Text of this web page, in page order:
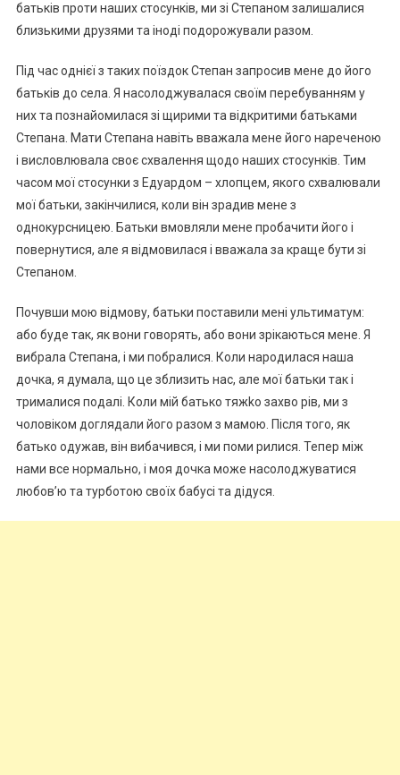
батьків проти наших стосунків, ми зі Степаном залишалися
близькими друзями та іноді подорожували разом.
Під час однієї з таких поїздок Степан запросив мене до його
батьків до села. Я насолоджувалася своїм перебуванням у
них та познайомилася зі щирими та відкритими батьками
Степана. Мати Степана навіть вважала мене його нареченою
і висловлювала своє схвалення щодо наших стосунків. Тим
часом мої стосунки з Едуардом – хлопцем, якого схвалювали
мої батьки, закінчилися, коли він зрадив мене з
однокурсницею. Батьки вмовляли мене пробачити його і
повернутися, але я відмовилася і вважала за краще бути зі
Степаном.
Почувши мою відмову, батьки поставили мені ультиматум:
або буде так, як вони говорять, або вони зрікаються мене. Я
вибрала Степана, і ми побралися. Коли народилася наша
дочка, я думала, що це зблизить нас, але мої батьки так і
трималися подалі. Коли мій батько тяжkо захво рів, ми з
чоловіком доглядали його разом з мамою. Після того, як
батько одужав, він вибачився, і ми поми рилися. Тепер між
нами все нормально, і моя дочка може насолоджуватися
любов’ю та турботою своїх бабусі та дідуся.